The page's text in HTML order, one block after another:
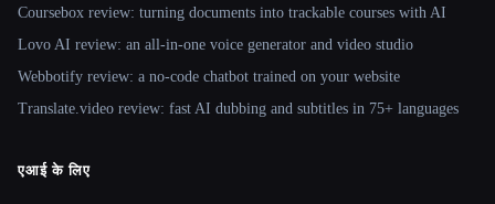
Coursebox review: turning documents into trackable courses with AI
Lovo AI review: an all-in-one voice generator and video studio
Webbotify review: a no-code chatbot trained on your website
Translate.video review: fast AI dubbing and subtitles in 75+ languages
एआई के लिए